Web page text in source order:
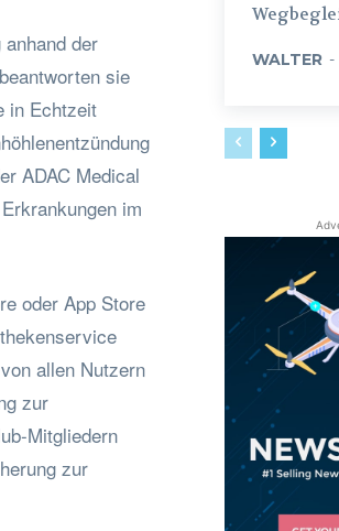
der
sie
in Echtzeit
ADAC Medical
im
oder App Store
allen Nutzern
zur
Mitgliedern
zur
WALTER -